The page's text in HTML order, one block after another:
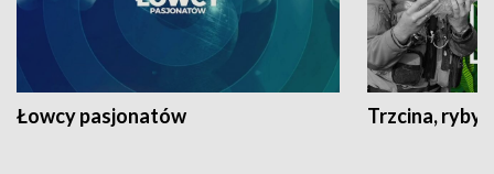
Łowcy pasjonatów Trzcina, ryby